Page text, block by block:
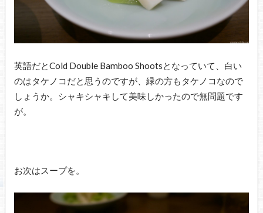
英語だとCold Double Bamboo Shootsとなっていて、白い
のはタケノコだと思うのですが、緑の方もタケノコなので
しょうか。シャキシャキして美味しかったので無問題です
が。
お次はスープを。